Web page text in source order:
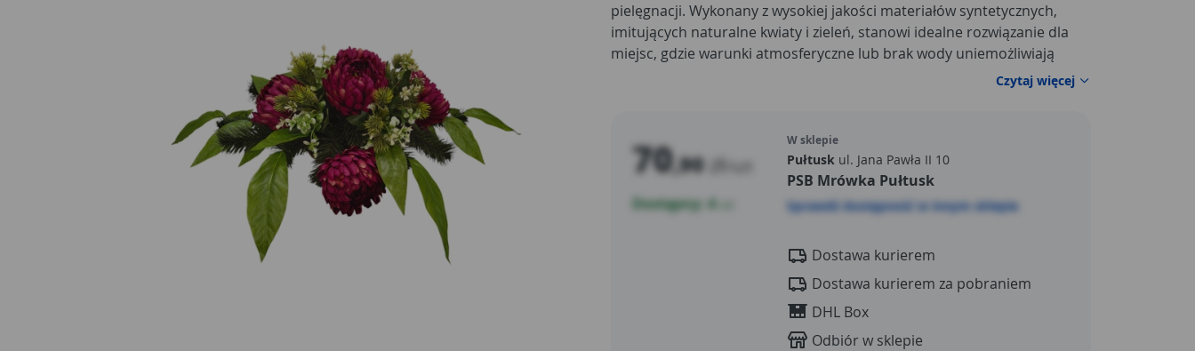
pielęgnacji. Wykonany z wysokiej jakości materiałów syntetycznych,
imitujących naturalne kwiaty i zieleń, stanowi idealne rozwiązanie dla
miejsc, gdzie warunki atmosferyczne lub brak wody uniemożliwiają
utrzymanie żywych roślin. Doskonale sprawdzi się jako ozdobaCzytaj więcej
70,90 zł /szt
Dostępny: 4
W sklepie
Pułtusk ul. Jana Pawła II 10
PSB Mrówka Pułtusk
Sprawdź dostępność w innym sklepie
Dostawa kurierem
Dostawa kurierem za pobraniem
DHL Box
Odbiór w sklepie